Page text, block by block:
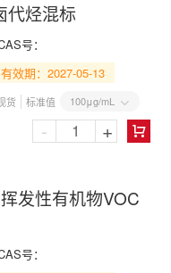
代烃混标
号：
有效期：2027-05-13
货 标准值 100μg/mL 

- +
发性有机物VOC
号：